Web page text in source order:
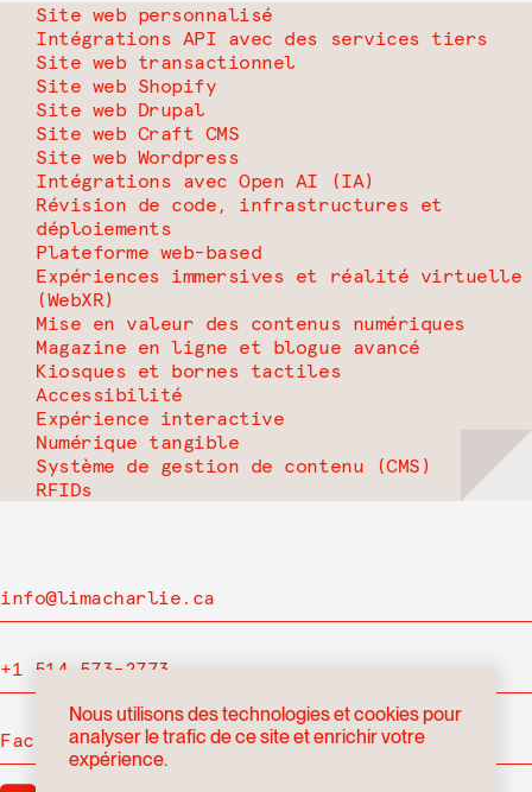
Site web personnalisé
Intégrations API avec des services tiers
Site web transactionnel
Site web Shopify
Site web Drupal
Site web Craft CMS
Site web Wordpress
Intégrations avec Open AI (IA)
Révision de code, infrastructures et
déploiements
Plateforme web-based
Expériences immersives et réalité virtuelle
(WebXR)
Mise en valeur des contenus numériques
Magazine en ligne et blogue avancé
Kiosques et bornes tactiles
Accessibilité
Expérience interactive
Numérique tangible
Système de gestion de contenu (CMS)
RFIDs
info@limacharlie.ca
+1 514 573-2773
Facebook
Nous utilisons des technologies et cookies pour
analyser le trafic de ce site et enrichir votre
expérience.